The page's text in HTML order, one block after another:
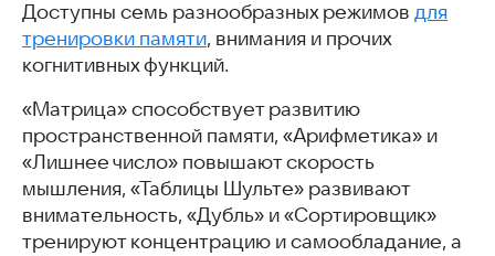
Доступны семь разнообразных режимов для
тренировки памяти, внимания и прочих
когнитивных функций.
«Матрица» способствует развитию
пространственной памяти, «Арифметика» и
«Лишнее число» повышают скорость
мышления, «Таблицы Шульте» развивают
внимательность, «Дубль» и «Сортировщик»
тренируют концентрацию и самообладание, а